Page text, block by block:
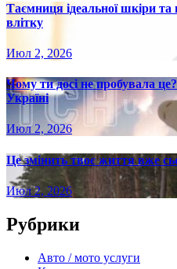
Таємниця ідеальної шкіри
влітку
Июл 2, 2026
Чому ти досі не пробувала
Україні
Июл 2, 2026
Це змінить твоє життя вже
Июл 2, 2026
Рубрики
Авто / мото услуги